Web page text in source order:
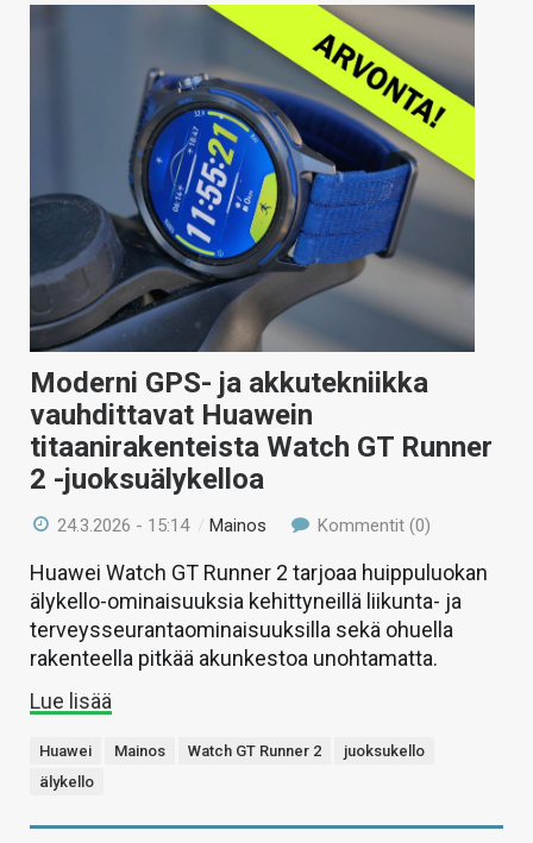
Moderni GPS- ja akkutekniikka
vauhdittavat Huawein
titaanirakenteista Watch GT Runner
2 -juoksuälykelloa
24.3.2026 - 15:14 /Mainos Kommentit (0)
Huawei Watch GT Runner 2 tarjoaa huippuluokan
älykello-ominaisuuksia kehittyneillä liikunta- ja
terveysseurantaominaisuuksilla sekä ohuella
rakenteella pitkää akunkestoa unohtamatta.
Lue lisää
Huawei Mainos Watch GT Runner 2
juoksukello
älykello